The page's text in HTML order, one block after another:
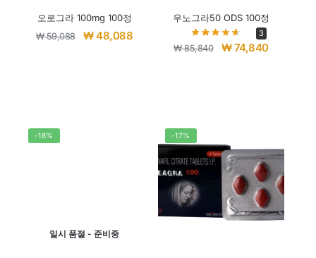
오로그라 100mg 100정
₩59,088 ₩48,088
우노그라50 ODS 100정
3
₩85,840 ₩74,840
-18%
일시 품절 - 준비중
-17%